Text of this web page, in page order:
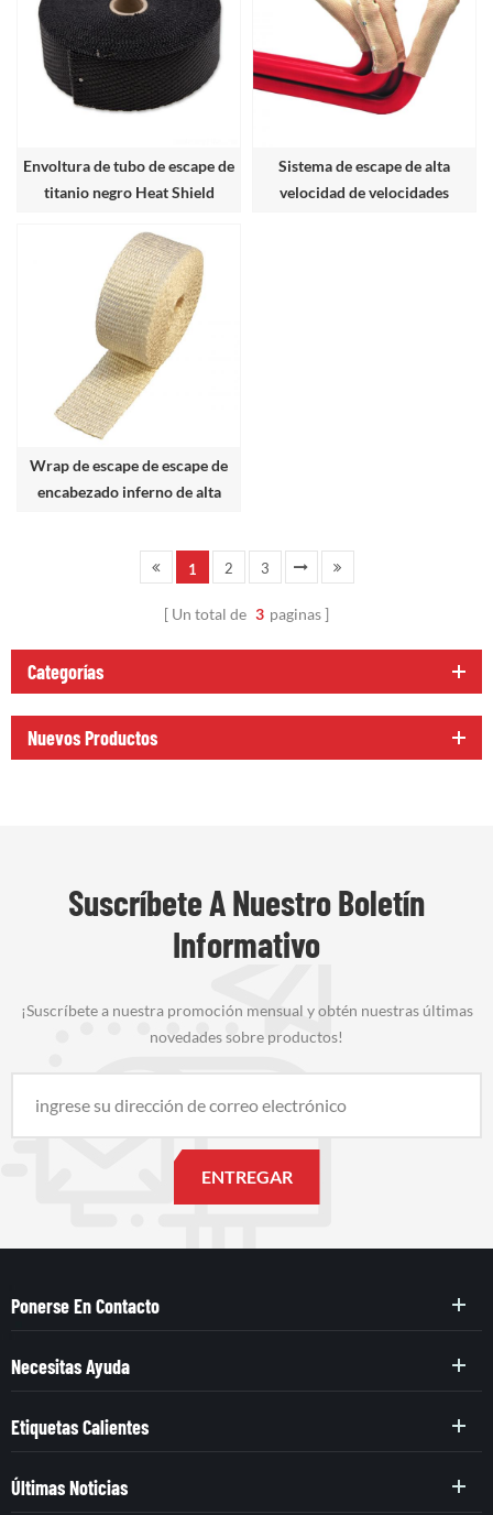
Envoltura de tubo de escape de
titanio negro Heat Shield
Sistema de escape de alta
velocidad de velocidades
Wrap de escape de escape de
encabezado inferno de alta
1 2 3
Un total de 3 paginas
Categorías
Nuevos Productos
Suscríbete A Nuestro Boletín
Informativo
¡Suscríbete a nuestra promoción mensual y obtén nuestras últimas
novedades sobre productos!
Ponerse En Contacto
Necesitas Ayuda
Etiquetas Calientes
Últimas Noticias